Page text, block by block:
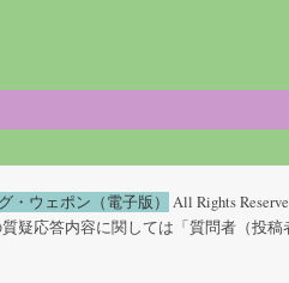
・ウェポン（電子版）
All Rights
疑応答内容に関しては「質問者（投